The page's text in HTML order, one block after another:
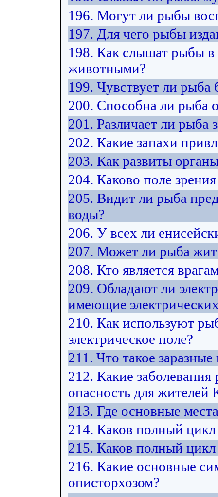
196. Могут ли рыбы
197. Для чего рыбы
198. Как слышат рыбы в
животными?
199. Чувствует ли рыба
200. Способна ли рыба
201. Различает ли рыба
202. Какие запахи
203. Как развиты
204. Каково поле
205. Видит ли рыба
воды?
206. У всех ли
207. Может ли рыба
208. Кто является
209. Обладают ли
имеющие
210. Как используют
электрическое поле?
211. Что такое
212. Какие
опасность для жителей
213. Где основные
214. Каков полный цикл
215. Каков полный цикл
216. Какие основные
описторхозом?